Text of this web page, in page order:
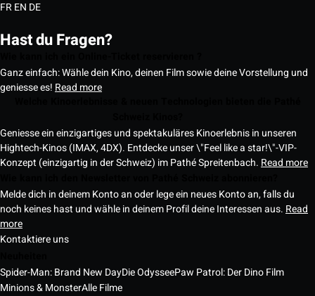
FREN DE
Hast du Fragen?
Ganz einfach: Wähle dein Kino, deinen Film sowie deine Vorstellung und
geniesse es! Read more
Geniesse ein einzigartiges und spektakuläres Kinoerlebnis in unseren
Hightech-Kinos (IMAX, 4DX). Entdecke unser \"Feel like a star!\"-VIP-
Konzept (einzigartig in der Schweiz) im Pathé Spreitenbach. Read more
Melde dich in deinem Konto an oder lege ein neues Konto an, falls du
noch keines hast und wähle in deinem Profil deine Interessen aus. Read
more
Kontaktiere uns
Spider-Man: Brand New DayDie OdysseePaw Patrol: Der Dino Film
Minions & MonsterAlle Filme